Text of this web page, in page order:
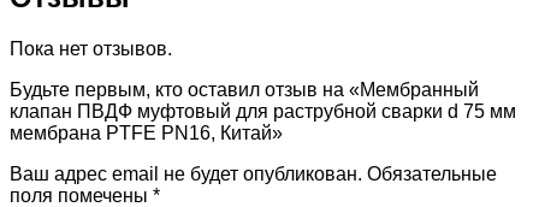
Пока нет отзывов.
Будьте первым, кто оставил отзыв на «Мембранный
клапан ПВДФ муфтовый для раструбной сварки d 75 мм
мембрана PTFE PN16, Китай»
Ваш адрес email не будет опубликован. Обязательные
поля помечены *